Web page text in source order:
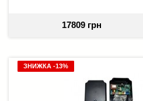
17809 грн
ЗНИЖКА -13%
ЗНИЖКА -13%